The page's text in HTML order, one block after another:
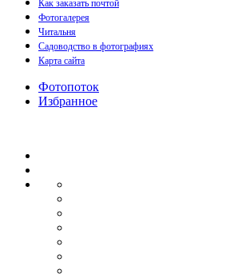
Как заказать почтой
Фотогалерея
Читальня
Садоводство в фотографиях
Карта сайта
Фотопоток
Избранное